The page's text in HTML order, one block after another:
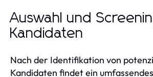
Auswahl und
Kandidaten
Nach der Identifikation von
Kandidaten findet ein umfassendes